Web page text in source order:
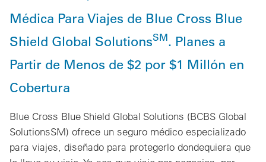
Médica Para Viajes de Blue Cross Blue
Shield Global SolutionsSM. Planes a
Partir de Menos de $2 por $1 Millón en
Cobertura
Blue Cross Blue Shield Global Solutions (BCBS Global
SolutionsSM) ofrece un seguro médico especializado
para viajes, diseñado para protegerlo dondequiera que